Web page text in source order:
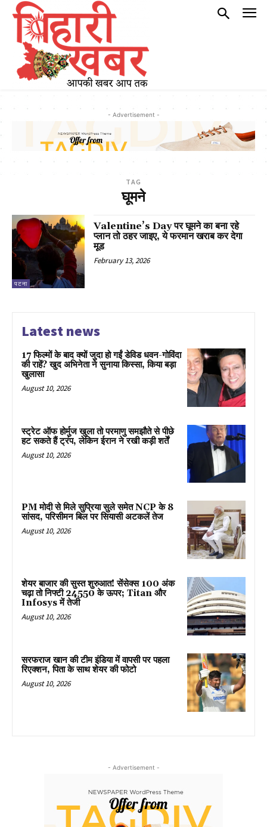
- Advertisement -
TAG
घूमने
पटना
Valentine’s Day पर घूमने का बना रहे
प्लान तो ठहर जाइए, ये फरमान खराब कर देगा
मूड
February 13, 2026
Latest news
17 फिल्मों के बाद क्यों जुदा हो गईं डेविड धवन-गोविंदा
की राहें? खुद अभिनेता ने सुनाया किस्सा, किया बड़ा
खुलासा
August 10, 2026
स्ट्रेट ऑफ होर्मुज खुला तो परमाणु समझौते से पीछे
हट सकते हैं ट्रंप, लेकिन ईरान ने रखी कड़ी शर्तें
August 10, 2026
PM मोदी से मिले सुप्रिया सुले समेत NCP के 8
सांसद, परिसीमन बिल पर सियासी अटकलें तेज
August 10, 2026
शेयर बाजार की सुस्त शुरुआत! सेंसेक्स 100 अंक
चढ़ा तो निफ्टी 24550 के ऊपर; Titan और
Infosys में तेजी
August 10, 2026
सरफराज खान की टीम इंडिया में वापसी पर पहला
रिएक्शन, पिता के साथ शेयर की फोटो
August 10, 2026
- Advertisement -